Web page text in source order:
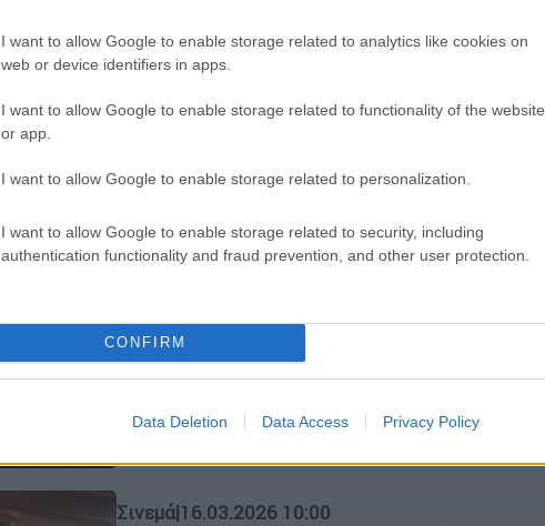
I want to allow Google to enable storage related to analytics like cookies on
web or device identifiers in apps.
I want to allow Google to enable storage related to functionality of the website
or app.
I want to allow Google to enable storage related to personalization.
I want to allow Google to enable storage related to security, including
authentication functionality and fraud prevention, and other user protection.
CONFIRM
Data Deletion Data Access Privacy Policy
τον συμπρωταγωνιστή της, Ρόμπερτ
Πάτινσον, ωστόσο τα κοσμήματα στο
χέρι τράβηξαν όλα τα βλέμματα
Σημαντικές απουσίες από το «In
Το καθιερωμένο αφιέρωμα στους
εκλιπόντες καλλιτέχνες είχε πολλές
Σινεμά|16.03.2026 10:00